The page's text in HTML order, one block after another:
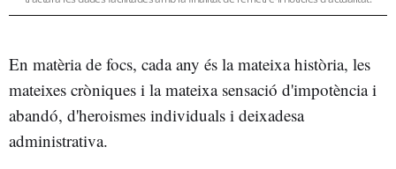
En matèria de focs, cada any és la mateixa història, les
mateixes cròniques i la mateixa sensació d'impotència i
abandó, d'heroismes individuals i deixadesa
administrativa.